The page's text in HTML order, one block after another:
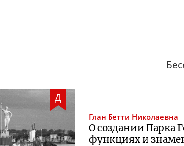
Д
Глан Бетти Николаевна
О создании Парка
функциях и